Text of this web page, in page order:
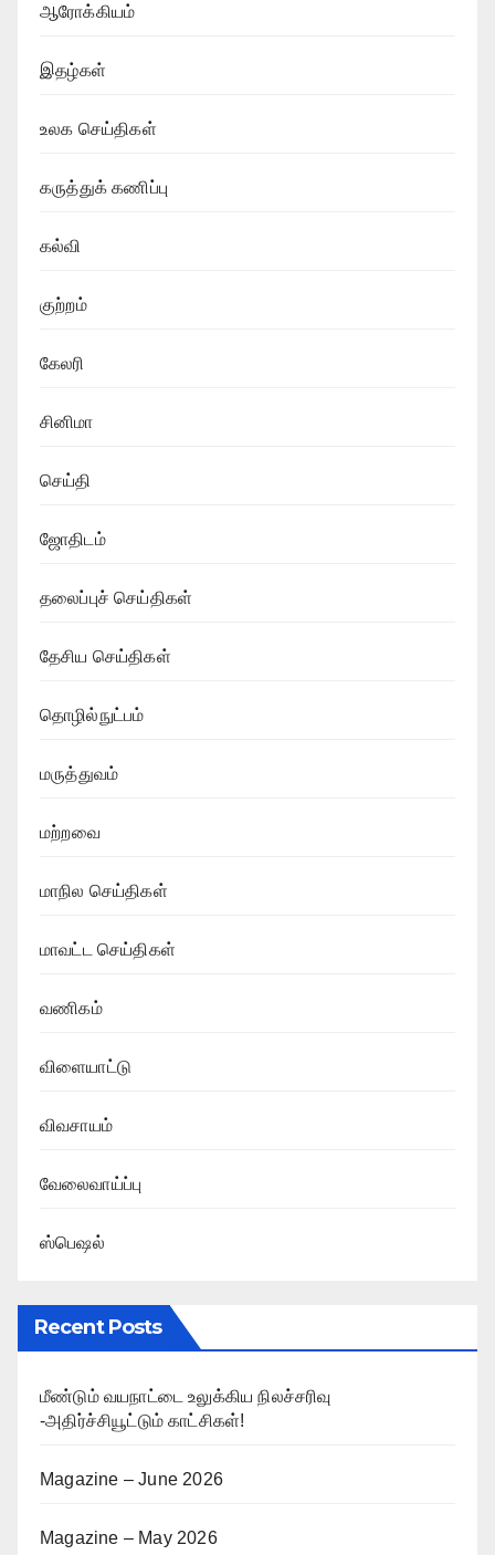
ஆரோக்கியம்
இதழ்கள்
உலக செய்திகள்
கருத்துக் கணிப்பு
கல்வி
குற்றம்
கேலரி
சினிமா
செய்தி
ஜோதிடம்
தலைப்புச் செய்திகள்
தேசிய செய்திகள்
தொழில்நுட்பம்
மருத்துவம்
மற்றவை
மாநில செய்திகள்
மாவட்ட செய்திகள்
வணிகம்
விளையாட்டு
விவசாயம்
வேலைவாய்ப்பு
ஸ்பெஷல்
Recent Posts
மீண்டும் வயநாட்டை உலுக்கிய நிலச்சரிவு
-அதிர்ச்சியூட்டும் காட்சிகள்!
Magazine – June 2026
Magazine – May 2026